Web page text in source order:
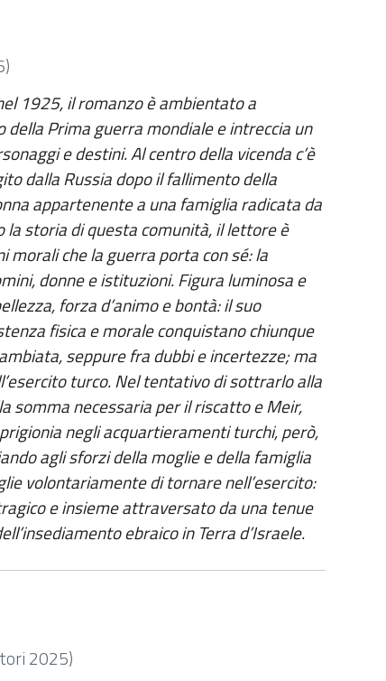
1925, il romanzo è ambientato a
della Prima guerra mondiale e intreccia un
e destini. Al centro della vicenda c’è
dalla Russia dopo il fallimento della
appartenente a una famiglia radicata da
la storia di questa comunità, il lettore è
che la guerra porta con sé: la
donne e istituzioni. Figura luminosa e
forza d’animo e bontà: il suo
fisica e morale conquistano chiunque
seppure fra dubbi e incertezze; ma
turco. Nel tentativo di sottrarlo alla
somma necessaria per il riscatto e Meir,
negli acquartieramenti turchi, però,
agli sforzi della moglie e della famiglia
volontariamente di tornare nell’esercito:
e insieme attraversato da una tenue
ebraico in Terra d’Israele.
2025)